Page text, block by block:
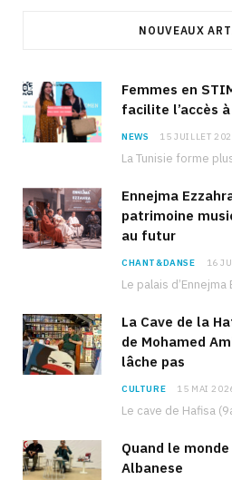
NOUVEAUX
Femmes en
facilite l’accès à
NEWS 15 JUILLET
Ennejma
patrimoine
au futur
CHANT&DANSE 16
La Cave de la
de Mohamed
lâche pas
CULTURE 15 MAI
Quand le
Albanese